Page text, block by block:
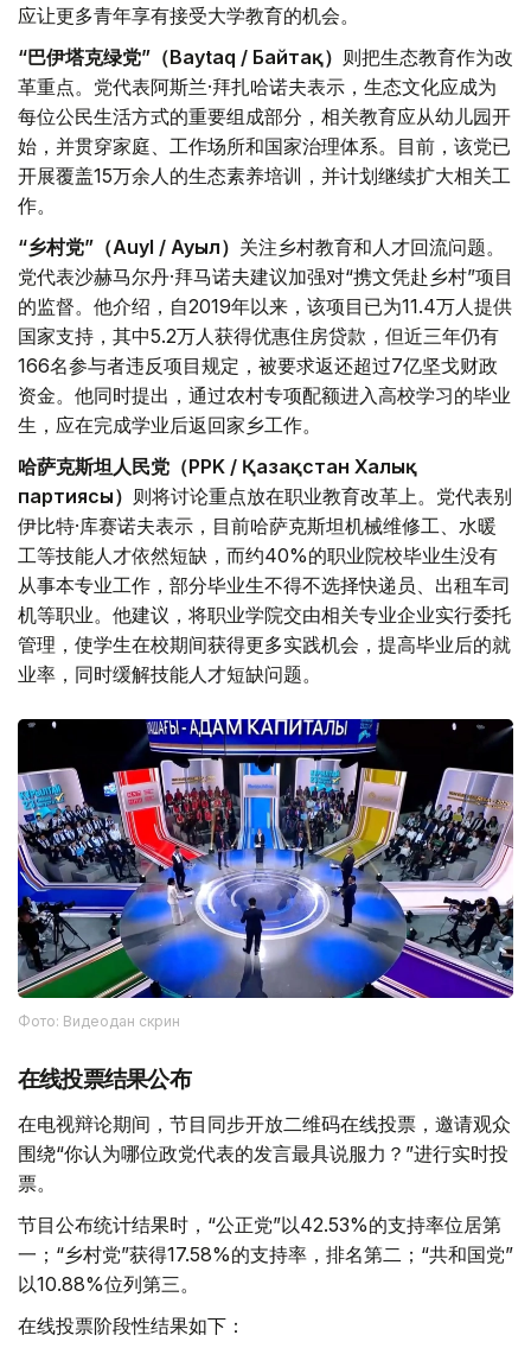
应让更多青年享有接受大学教育的机会。
“巴伊塔克绿党”（Baytaq / Байтақ） 则把生态教育作为改
革重点。党代表阿斯兰·拜扎哈诺夫表示，生态文化应成为
每位公民生活方式的重要组成部分，相关教育应从幼儿园开
始，并贯穿家庭、工作场所和国家治理体系。目前，该党已
开展覆盖15万余人的生态素养培训，并计划继续扩大相关工
作。
“乡村党”（Auyl / Ауыл） 关注乡村教育和人才回流问题。
党代表沙赫马尔丹·拜马诺夫建议加强对“携文凭赴乡村”项目
的监督。他介绍，自2019年以来，该项目已为11.4万人提供
国家支持，其中5.2万人获得优惠住房贷款，但近三年仍有
166名参与者违反项目规定，被要求返还超过7亿坚戈财政
资金。他同时提出，通过农村专项配额进入高校学习的毕业
生，应在完成学业后返回家乡工作。
哈萨克斯坦人民党（PPK / Қазақстан Халық
партиясы） 则将讨论重点放在职业教育改革上。党代表别
伊比特·库赛诺夫表示，目前哈萨克斯坦机械维修工、水暖
工等技能人才依然短缺，而约40%的职业院校毕业生没有
从事本专业工作，部分毕业生不得不选择快递员、出租车司
机等职业。他建议，将职业学院交由相关专业企业实行委托
管理，使学生在校期间获得更多实践机会，提高毕业后的就
业率，同时缓解技能人才短缺问题。
Фото: Видеодан скрин
在线投票结果公布
在电视辩论期间，节目同步开放二维码在线投票，邀请观众
围绕“你认为哪位政党代表的发言最具说服力？”进行实时投
票。
节目公布统计结果时，“公正党”以42.53%的支持率位居第
一；“乡村党”获得17.58%的支持率，排名第二；“共和国党”
以10.88%位列第三。
在线投票阶段性结果如下：